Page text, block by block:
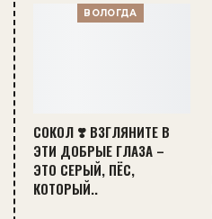
ВОЛОГДА
СОКОЛ ❣️ ВЗГЛЯНИТЕ В
ЭТИ ДОБРЫЕ ГЛАЗА –
ЭТО СЕРЫЙ, ПЁС,
КОТОРЫЙ..